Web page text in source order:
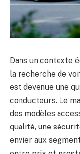
Dans un contexte
la recherche de
est devenue une
conducteurs. Le
des modèles
qualité, une
envier aux